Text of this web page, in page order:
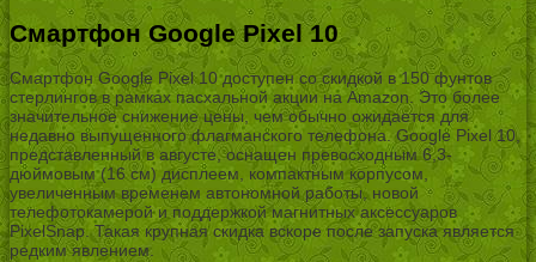
Смартфон Google Pixel 10
Смартфон Google Pixel 10 доступен со скидкой в 150 фунтов
стерлингов в рамках пасхальной акции на Amazon. Это более
значительное снижение цены, чем обычно ожидается для
недавно выпущенного флагманского телефона. Google Pixel 10,
представленный в августе, оснащен превосходным 6,3-
дюймовым (16 см) дисплеем, компактным корпусом,
увеличенным временем автономной работы, новой
телефотокамерой и поддержкой магнитных аксессуаров
PixelSnap. Такая крупная скидка вскоре после запуска является
редким явлением.